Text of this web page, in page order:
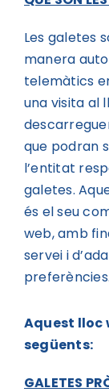
Les galetes
manera
telemàtics
una visita al
que podran
l’entitat
galetes.
és el seu
web, amb
servei i
preferències.
Aquest lloc
següents:
GALETES